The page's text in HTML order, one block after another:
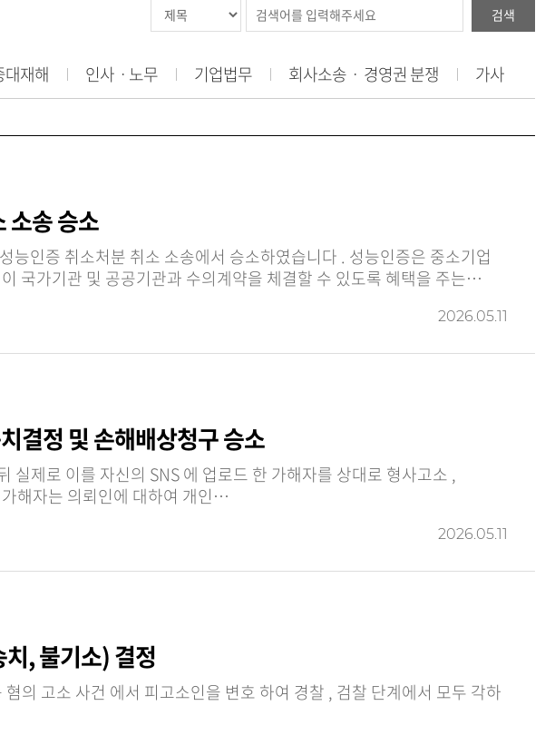
검색
대재해 인사ㆍ노무 기업법무 회사소송ㆍ 경영권 분쟁 가사
소송 승소
분 취소 소송에서 승소하였습니다 . 성능인증은 중소기업
국가기관 및 공공기관과 수의계약을 체결할 수 있도록 혜택을 주는
2026.05.11
결정 및 손해배상청구 승소
송치결정 및 손해배상청구 인용판결 을 이끌어 냈습니다 . 이 사건 가해자는 의뢰인에 대하여 개인…
2026.05.11
, 불기소) 결정